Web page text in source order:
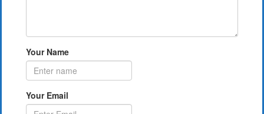
Your Name
Your Email